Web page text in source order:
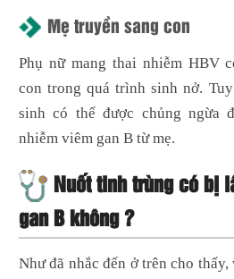
Mẹ truyền sang con
Phụ nữ mang thai nhiễm HBV
con trong quá trình sinh nở.
sinh có thể được chủng ngừa
nhiễm viêm gan B từ mẹ.
Nuốt tinh trùng có bị
gan B không ?
Như đã nhắc đến ở trên cho